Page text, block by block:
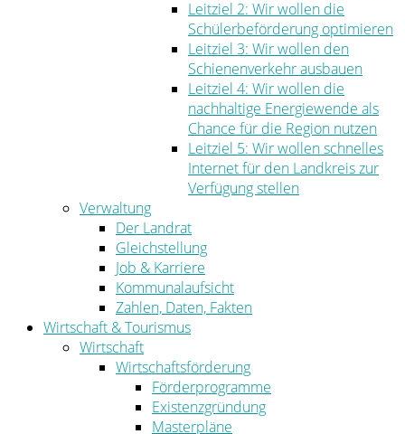
Leitziel 2: Wir wollen die
Schülerbeförderung optimieren
Leitziel 3: Wir wollen den
Schienenverkehr ausbauen
Leitziel 4: Wir wollen die
nachhaltige Energiewende als
Chance für die Region nutzen
Leitziel 5: Wir wollen schnelles
Internet für den Landkreis zur
Verfügung stellen
Verwaltung
Der Landrat
Gleichstellung
Job & Karriere
Kommunalaufsicht
Zahlen, Daten, Fakten
Wirtschaft & Tourismus
Wirtschaft
Wirtschaftsförderung
Förderprogramme
Existenzgründung
Masterpläne